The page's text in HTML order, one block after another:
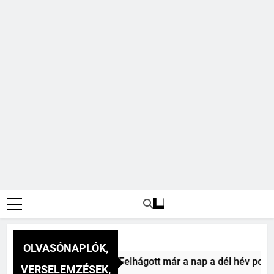
OLVASÓNAPLÓK,
VERSELEMZÉSEK,
Vitéz Mihály: A dél (Felhágott már a nap a dél hév